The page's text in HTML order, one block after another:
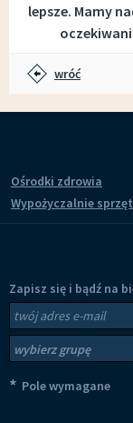
lepsze. Mamy
wróć
Ośrodki zdrowia
Zapisz się i bądź na
Newsletter
* Pole wymagane